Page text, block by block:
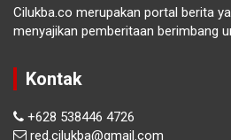
Cilukba.co merupakan portal berita
menyajikan pemberitaan berimbang
Kontak
+628 538446 4726
red.cilukba@gmail.com